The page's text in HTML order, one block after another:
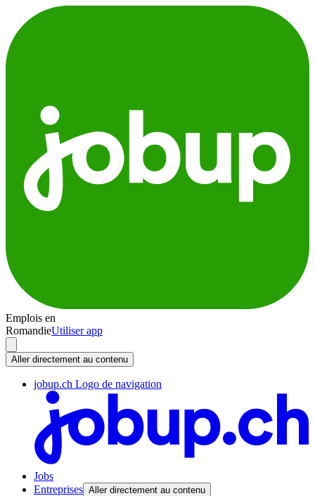
Emplois en
RomandieUtiliser app
Aller directement au contenu
jobup.ch Logo de navigation
Jobs
Entreprises Aller directement au contenu